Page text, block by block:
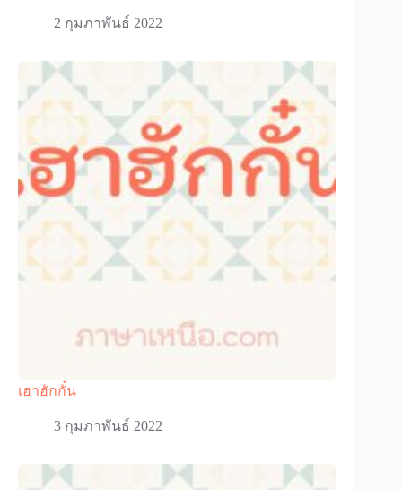
2 กุมภาพันธ์ 2022
เฮาฮักกั๋น
3 กุมภาพันธ์ 2022